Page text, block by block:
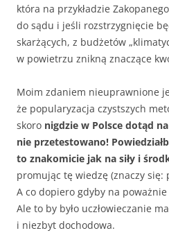
która na przykładzie
do sądu i jeśli rozstrzygnięcie
skarżących, z budżetów
w powietrzu znikną znaczące
Moim zdaniem nieuprawnione
że popularyzacja czystszych
skoro nigdzie w Polsce dotąd
nie przetestowano!
to znakomicie jak na siły i
promując tę wiedzę (znaczy się:
A co dopiero gdyby na
Ale to by było uczłowieczanie
i niezbyt dochodowa.